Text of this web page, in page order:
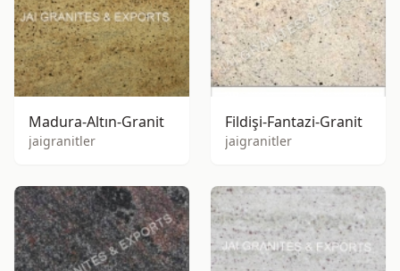
Madura-Altın-Granit
jaigranitler
Fildişi-Fantazi-Granit
jaigranitler